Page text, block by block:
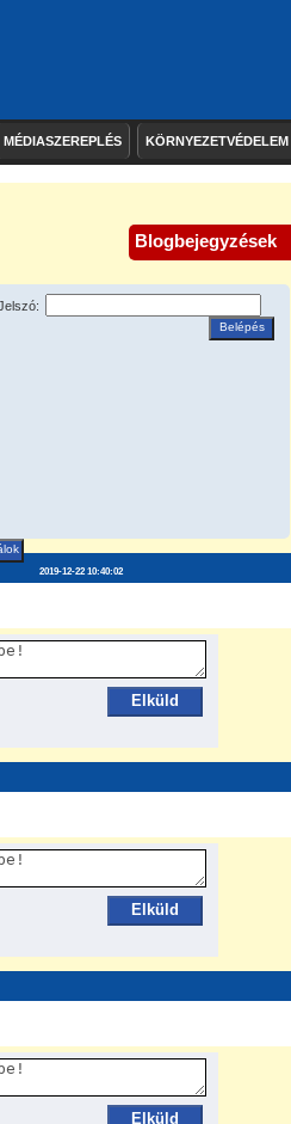
MÉDIASZEREPLÉS KÖRNYEZETVÉDELEM
Blogbejegyzések
Belépés
2019-12-22 10:40:02
Elküld
Elküld
Elküld